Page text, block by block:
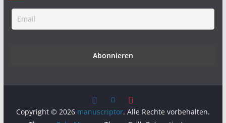
Copyright © 2026 manuscriptor. Alle Rechte vorbehalten.